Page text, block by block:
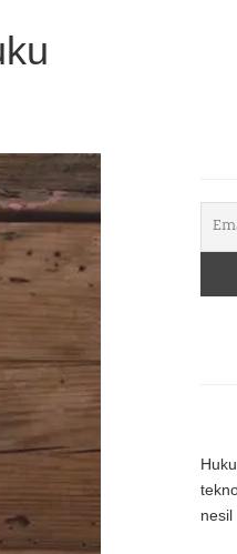
nesil